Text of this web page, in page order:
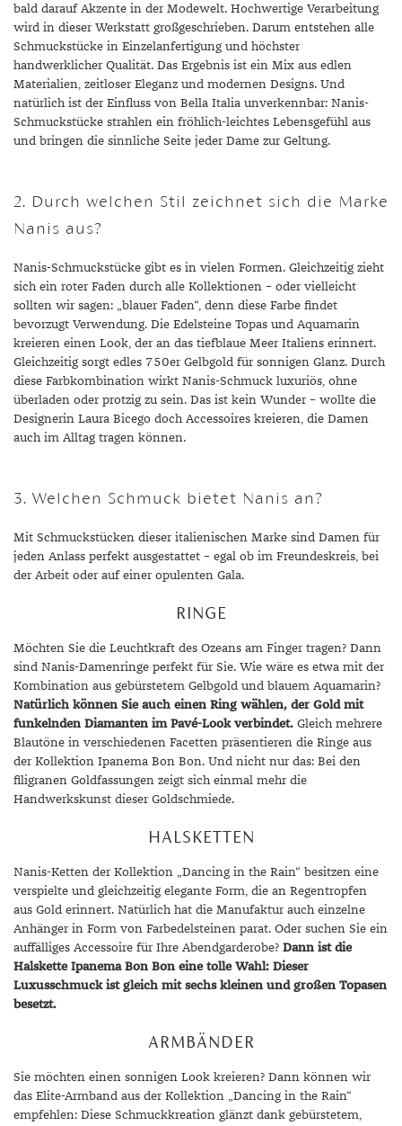
bald darauf Akzente in der Modewelt. Hochwertige Verarbeitung
wird in dieser Werkstatt großgeschrieben. Darum entstehen alle
Schmuckstücke in Einzelanfertigung und höchster
handwerklicher Qualität. Das Ergebnis ist ein Mix aus edlen
Materialien, zeitloser Eleganz und modernen Designs. Und
natürlich ist der Einfluss von Bella Italia unverkennbar: Nanis-
Schmuckstücke strahlen ein fröhlich-leichtes Lebensgefühl aus
und bringen die sinnliche Seite jeder Dame zur Geltung.
2. Durch welchen Stil zeichnet sich die Marke
Nanis aus?
Nanis-Schmuckstücke gibt es in vielen Formen. Gleichzeitig zieht
sich ein roter Faden durch alle Kollektionen – oder vielleicht
sollten wir sagen: „blauer Faden“, denn diese Farbe findet
bevorzugt Verwendung. Die Edelsteine Topas und Aquamarin
kreieren einen Look, der an das tiefblaue Meer Italiens erinnert.
Gleichzeitig sorgt edles 750er Gelbgold für sonnigen Glanz. Durch
diese Farbkombination wirkt Nanis-Schmuck luxuriös, ohne
überladen oder protzig zu sein. Das ist kein Wunder – wollte die
Designerin Laura Bicego doch Accessoires kreieren, die Damen
auch im Alltag tragen können.
3. Welchen Schmuck bietet Nanis an?
Mit Schmuckstücken dieser italienischen Marke sind Damen für
jeden Anlass perfekt ausgestattet – egal ob im Freundeskreis, bei
der Arbeit oder auf einer opulenten Gala.
RINGE
Möchten Sie die Leuchtkraft des Ozeans am Finger tragen? Dann
sind Nanis-Damenringe perfekt für Sie. Wie wäre es etwa mit der
Kombination aus gebürstetem Gelbgold und blauem Aquamarin?
Natürlich können Sie auch einen Ring wählen, der Gold mit
funkelnden Diamanten im Pavé-Look verbindet. Gleich mehrere
Blautöne in verschiedenen Facetten präsentieren die Ringe aus
der Kollektion Ipanema Bon Bon. Und nicht nur das: Bei den
filigranen Goldfassungen zeigt sich einmal mehr die
Handwerkskunst dieser Goldschmiede.
HALSKETTEN
Nanis-Ketten der Kollektion „Dancing in the Rain“ besitzen eine
verspielte und gleichzeitig elegante Form, die an Regentropfen
aus Gold erinnert. Natürlich hat die Manufaktur auch einzelne
Anhänger in Form von Farbedelsteinen parat. Oder suchen Sie ein
auffälliges Accessoire für Ihre Abendgarderobe? Dann ist die
Halskette Ipanema Bon Bon eine tolle Wahl: Dieser
Luxusschmuck ist gleich mit sechs kleinen und großen Topasen
besetzt.
ARMBÄNDER
Sie möchten einen sonnigen Look kreieren? Dann können wir
das Elite-Armband aus der Kollektion „Dancing in the Rain“
empfehlen: Diese Schmuckkreation glänzt dank gebürstetem,